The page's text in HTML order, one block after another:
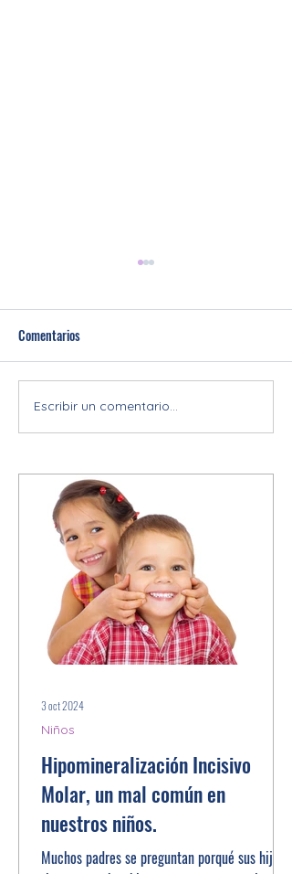
Horaris especials d'estiu ☀️🦷
Comentarios
Escribir un comentario...
Hipomineralización Incisivo
Molar, un mal común en
nuestros niños.
Muchos padres se preguntan porqué sus hijos
Niños
3 oct 2024